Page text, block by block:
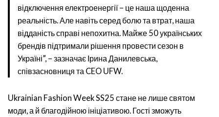
відключення електроенергії – це наша щоденна
реальність. Але навіть серед болю та втрат, наша
відданість справі непохитна. Майже 50 українських
брендів підтримали рішення провести сезон в
Україні”, – зазначає Ірина Данилевська,
співзасновниця та CEO UFW.
Ukrainian Fashion Week SS25 стане не лише святом
моди, а й благодійною ініціативою. Гості зможуть